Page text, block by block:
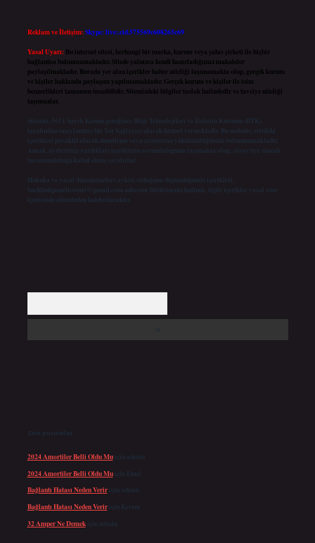
Reklam ve İletişim:Skype: live:.cid.575569c608265c69
Yasal Uyarı: Bu internet sitesi, herhangi bir marka, kurum veya şahıs şirketi ile hiçbir
bağlantısı bulunmamaktadır. Sitede yalnızca kendi hazırladığımız makaleler
paylaşılmaktadır. Burada yer alan içerikler haber niteliği taşımamakta olup, gerçek kurum
ve kişiler hakkında paylaşım yapılmamaktadır. Gerçek kurum ve kişiler ile isim
benzerlikleri tamamen tesadüfidir. Sitemizdeki bilgiler taslak halindedir ve tavsiye niteliği
taşımazlar.
Sitemiz, 5651 Sayılı Kanun gereğince Bilgi Teknolojileri ve İletişim Kurumu (BTK)
tarafından onaylanmış bir Yer Sağlayıcı olarak hizmet vermektedir. Bu nedenle, sitedeki
içerikleri proaktif olarak denetleme veya araştırma yükümlülüğümüz bulunmamaktadır.
Ancak, üyelerimiz yazdıkları içeriklerin sorumluluğunu taşımakta olup, siteye üye olarak
bu sorumluluğu kabul etmiş sayılırlar.
Hukuka ve yasal düzenlemelere aykırı olduğunu düşündüğünüz içerikleri,
backlinkpanelicomtr@gmail.com adresine bildirmeniz halinde, ilgili içerikler yasal süre
içerisinde sitemizden kaldırılacaktır.
Son yorumlar
2024 Amortiler Belli Oldu Muiçin admin
2024 Amortiler Belli Oldu Muiçin Emel
Bağlantı Hatası Neden Veririçin admin
Bağlantı Hatası Neden Veririçin Kerem
32 Amper Ne Demekiçin admin